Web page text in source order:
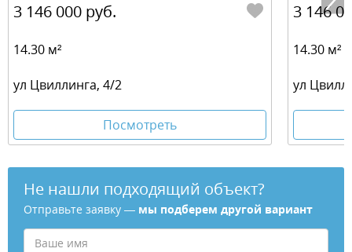
3 146 000 руб.
14.30 м²
ул Цвиллинга, 4/2
Посмотреть
3 146
14.30 м²
ул
Не нашли подходящий объект?
Отправьте заявку — мы подберем другой вариант